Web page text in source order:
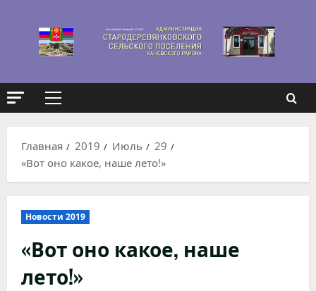
содержимому
Основное
Главная
2019 Июль
29
«Вот оно какое, наше лето!»
Новости 2019
«Вот оно какое, наше
лето!»